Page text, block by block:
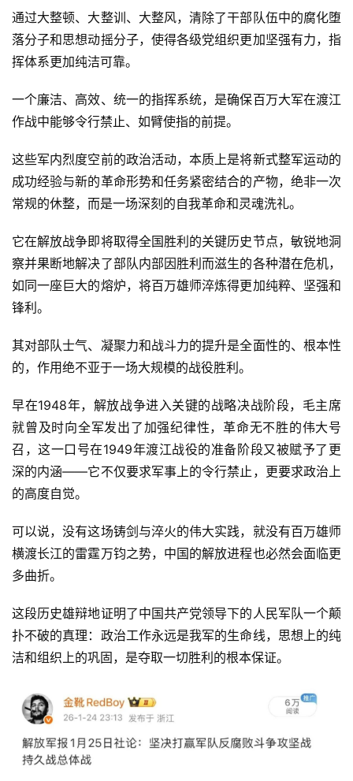
通过大整顿、大整训、大整风，清除了干部队伍中的腐化堕
落分子和思想动摇分子，使得各级党组织更加坚强有力，指
挥体系更加纯洁可靠。
一个廉洁、高效、统一的指挥系统，是确保百万大军在渡江
作战中能够令行禁止、如臂使指的前提。
这些军内烈度空前的政治活动，本质上是将新式整军运动的
成功经验与新的革命形势和任务紧密结合的产物，绝非一次
常规的休整，而是一场深刻的自我革命和灵魂洗礼。
它在解放战争即将取得全国胜利的关键历史节点，敏锐地洞
察并果断地解决了部队内部因胜利而滋生的各种潜在危机，
如同一座巨大的熔炉，将百万雄师淬炼得更加纯粹、坚强和
锋利。
其对部队士气、凝聚力和战斗力的提升是全面性的、根本性
的，作用绝不亚于一场大规模的战役胜利。
早在1948年，解放战争进入关键的战略决战阶段，毛主席
就曾及时向全军发出了加强纪律性，革命无不胜的伟大号
召，这一口号在1949年渡江战役的准备阶段又被赋予了更
深的内涵——它不仅要求军事上的令行禁止，更要求政治上
的高度自觉。
可以说，没有这场铸剑与淬火的伟大实践，就没有百万雄师
横渡长江的雷霆万钧之势，中国的解放进程也必然会面临更
多曲折。
这段历史雄辩地证明了中国共产党领导下的人民军队一个颠
扑不破的真理：政治工作永远是我军的生命线，思想上的纯
洁和组织上的巩固，是夺取一切胜利的根本保证。